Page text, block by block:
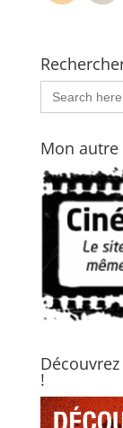
Search
for:
Mon
!